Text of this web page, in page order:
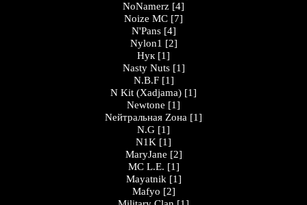
NoNamerz [4]
Noize MC [7]
N'Pans [4]
Nylon1 [2]
Нук [1]
Nasty Nuts [1]
N.B.F [1]
N Kit (Xadjama) [1]
Newtone [1]
Nейтральная Zона [1]
N.G [1]
N1K [1]
MaryJane [2]
MC L.E. [1]
Mayatnik [1]
Mafyo [2]